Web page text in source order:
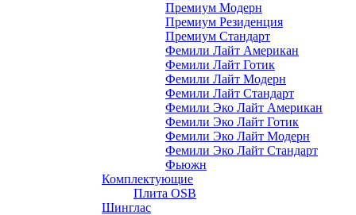
Премиум Модерн
Премиум Резиденция
Премиум Стандарт
Фемили Лайт Американ
Фемили Лайт Готик
Фемили Лайт Модерн
Фемили Лайт Стандарт
Фемили Эко Лайт Американ
Фемили Эко Лайт Готик
Фемили Эко Лайт Модерн
Фемили Эко Лайт Стандарт
Фьюжн
Комплектующие
Плита OSB
Шинглас